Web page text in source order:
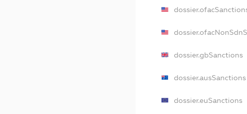
dossier.gbSanctions
dossier.ausSanctions
dossier.euSanctions